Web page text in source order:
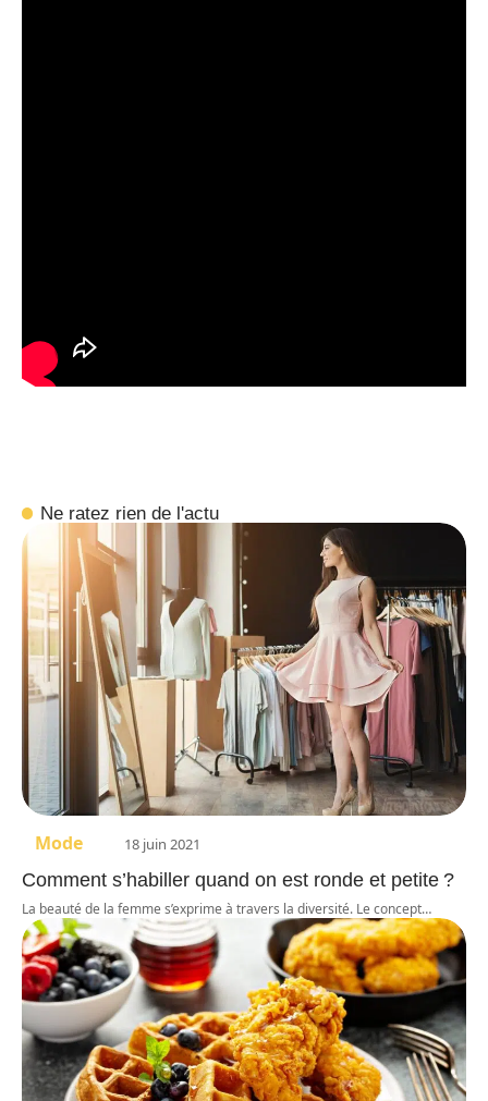
Ne ratez rien de l'actu
Mode 18 juin 2021
Comment s’habiller quand on est ronde et petite ?
La beauté de la femme s’exprime à travers la diversité. Le concept…